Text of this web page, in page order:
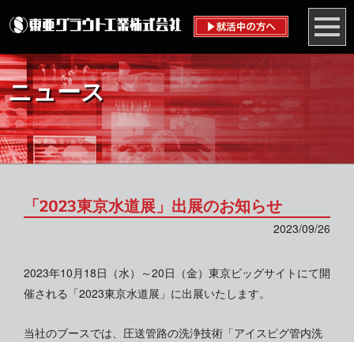
ニュース
「2023東京水道展」出展のお知らせ
2023/09/26
2023年10月18日（水）～20日（金）東京ビッグサイトにて開
催される「2023東京水道展」に出展いたします。
当社のブースでは、圧送管路の洗浄技術「アイスピグ管内洗